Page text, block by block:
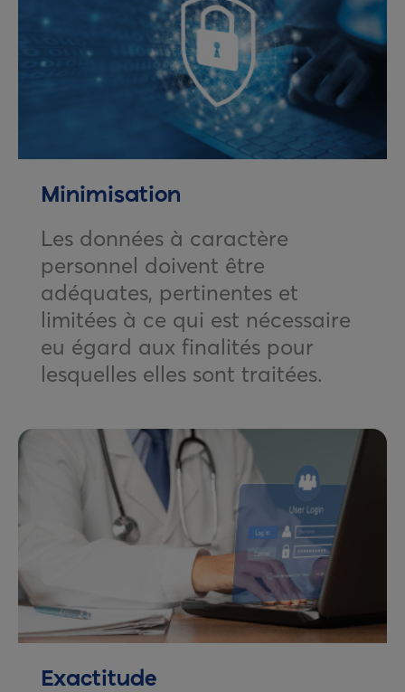
Minimisation
Les données à caractère
personnel doivent être
adéquates, pertinentes et
limitées à ce qui est nécessaire
eu égard aux finalités pour
lesquelles elles sont traitées.
Exactitude